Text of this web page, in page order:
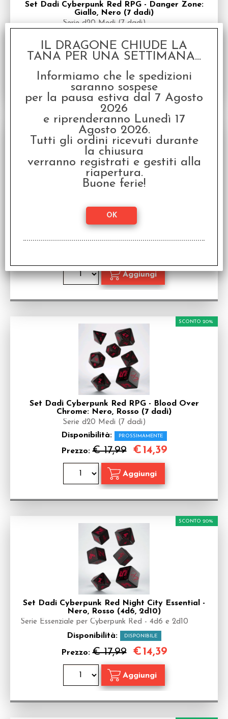
Set Dadi Cyberpunk Red RPG - Danger Zone:
Giallo, Nero (7 dadi)
Serie d20 Medi (7 dadi)
Prezzo: € 17,99 €14,39
Giallo (7 dadi)
Serie d20 Medi (7 dadi)
SCONTO 20%
Set Dadi Cyberpunk Red RPG - Blood Over
Chrome: Nero, Rosso (7 dadi)
Serie d20 Medi (7 dadi)
Disponibilità: PROSSIMAMENTE
Prezzo:€ 17,99
SCONTO 20%
€14,39
Set Dadi Cyberpunk Red Night City Essential -
Nero, Rosso (4d6, 2d10)
Serie Essenziale per Cyberpunk Red - 4d6 e 2d10
Disponibilità: DISPONIBILE
Prezzo:€ 17,99
SCONTO 20%
€14,39
IL DRAGONE CHIUDE LA
TANA PER UNA SETTIMANA...
Informiamo che le spedizioni
saranno sospese
per la pausa estiva dal 7 Agosto
2026
e riprenderanno Lunedì 17
Agosto 2026.
Tutti gli ordini ricevuti durante
la chiusura
verranno registrati e gestiti alla
riapertura.
Buone ferie!